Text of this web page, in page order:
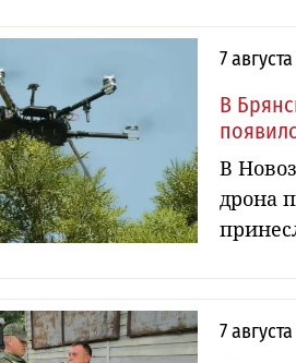
7
В
В
дрона
7